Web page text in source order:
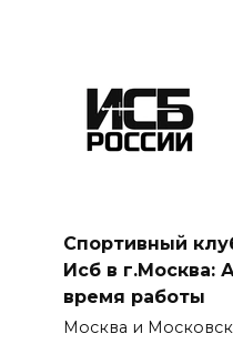
Спортивный
Исб в г.Москва:
время работы
Москва и